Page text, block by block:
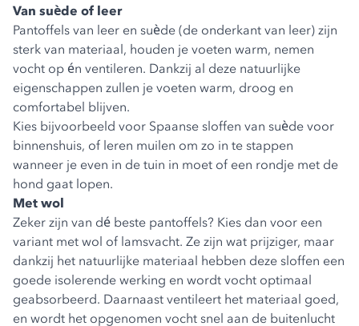
Van suède of leer
Pantoffels van leer en suède (de onderkant van leer) zijn
sterk van materiaal, houden je voeten warm, nemen
vocht op én ventileren. Dankzij al deze natuurlijke
eigenschappen zullen je voeten warm, droog en
comfortabel blijven.
Kies bijvoorbeeld voor Spaanse sloffen van suède voor
binnenshuis, of leren muilen om zo in te stappen
wanneer je even in de tuin in moet of een rondje met de
hond gaat lopen.
Met wol
Zeker zijn van dé beste pantoffels? Kies dan voor een
variant met wol of lamsvacht. Ze zijn wat prijziger, maar
dankzij het natuurlijke materiaal hebben deze sloffen een
goede isolerende werking en wordt vocht optimaal
geabsorbeerd. Daarnaast ventileert het materiaal goed,
en wordt het opgenomen vocht snel aan de buitenlucht